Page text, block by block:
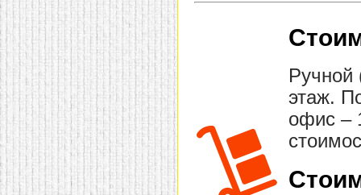
этаж.
офис –